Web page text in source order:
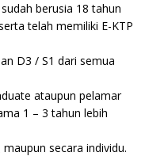
berusia 18 tahun
telah memiliki E-KTP
D3 / S1 dari semua
ataupun pelamar
1 – 3 tahun lebih
secara individu.